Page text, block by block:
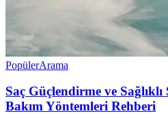
PopülerArama
Saç Güçlendirme ve
Bakım Yöntemleri Rehberi